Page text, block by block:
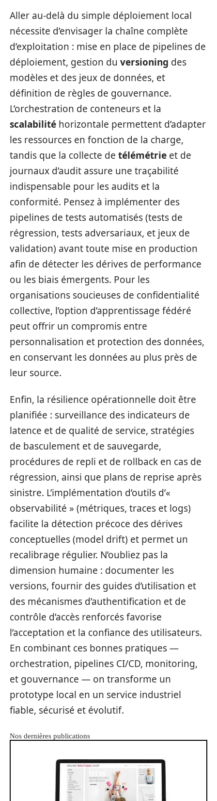
Aller au‑delà du simple déploiement local
nécessite d’envisager la chaîne complète
d’exploitation : mise en place de pipelines de
déploiement, gestion du versioning des
modèles et des jeux de données, et
définition de règles de gouvernance.
L’orchestration de conteneurs et la
scalabilité horizontale permettent d’adapter
les ressources en fonction de la charge,
tandis que la collecte de télémétrie et de
journaux d’audit assure une traçabilité
indispensable pour les audits et la
conformité. Pensez à implémenter des
pipelines de tests automatisés (tests de
régression, tests adversariaux, et jeux de
validation) avant toute mise en production
afin de détecter les dérives de performance
ou les biais émergents. Pour les
organisations soucieuses de confidentialité
collective, l’option d’apprentissage fédéré
peut offrir un compromis entre
personnalisation et protection des données,
en conservant les données au plus près de
leur source.
Enfin, la résilience opérationnelle doit être
planifiée : surveillance des indicateurs de
latence et de qualité de service, stratégies
de basculement et de sauvegarde,
procédures de repli et de rollback en cas de
régression, ainsi que plans de reprise après
sinistre. L’implémentation d’outils d’«
observabilité » (métriques, traces et logs)
facilite la détection précoce des dérives
conceptuelles (model drift) et permet un
recalibrage régulier. N’oubliez pas la
dimension humaine : documenter les
versions, fournir des guides d’utilisation et
des mécanismes d’authentification et de
contrôle d’accès renforcés favorise
l’acceptation et la confiance des utilisateurs.
En combinant ces bonnes pratiques —
orchestration, pipelines CI/CD, monitoring,
et gouvernance — on transforme un
prototype local en un service industriel
fiable, sécurisé et évolutif.
Nos dernières publications